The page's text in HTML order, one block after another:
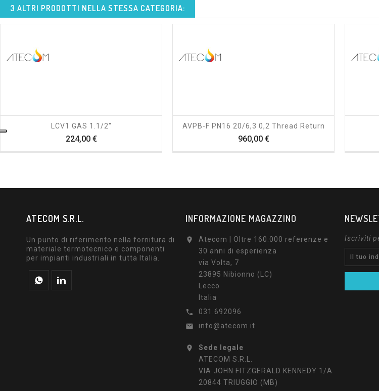
3 ALTRI PRODOTTI NELLA STESSA CATEGORIA:
LCV1 GAS 1.1/2"
224,00 €Prezzo
AVPB-F PN16 20/6,3 0,2 Thread Return
960,00 €Prezzo
ATECOM S.R.L.
Un punto di riferimento nella fornitura di
materiale termotecnico e componenti
per impianti industriali in tutta Italia.
INFORMAZIONE MAGAZZINO

Atecom | Oltre 160.000 referenze e
30 anni di esperienza
via Volta, 7
23895 Nibionno (LC)
Lecco
Italia

031.692096

info@atecom.it

Sede legale
ATECOM S.R.L.
VIA JOHN FITZGERALD KENNEDY 1/A
20844 TRIUGGIO (MB)
Iscriviti